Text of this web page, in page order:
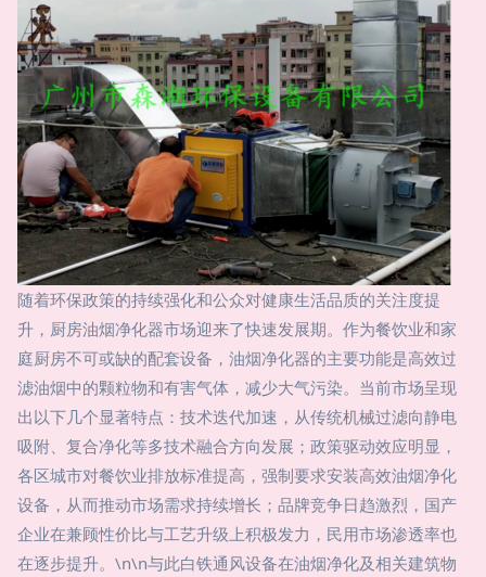
随着环保政策的持续强化和公众对健康生活品质的关注度提
升，厨房油烟净化器市场迎来了快速发展期。作为餐饮业和家
庭厨房不可或缺的配套设备，油烟净化器的主要功能是高效过
滤油烟中的颗粒物和有害气体，减少大气污染。当前市场呈现
出以下几个显著特点：技术迭代加速，从传统机械过滤向静电
吸附、复合净化等多技术融合方向发展；政策驱动效应明显，
各区城市对餐饮业排放标准提高，强制要求安装高效油烟净化
设备，从而推动市场需求持续增长；品牌竞争日趋激烈，国产
企业在兼顾性价比与工艺升级上积极发力，民用市场渗透率也
在逐步提升。\n\n与此白铁通风设备在油烟净化及相关建筑物